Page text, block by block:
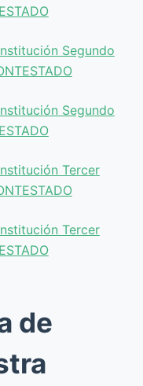
Segundo
Segundo
Tercer
Tercer
de